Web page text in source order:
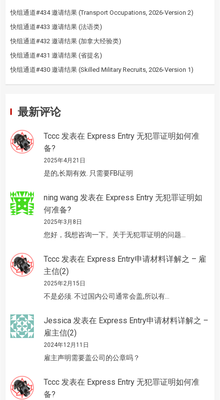
快组通道#434 邀请结果 (Transport Occupations, 2026-Version 2)
快组通道#433 邀请结果 (法语类)
快组通道#432 邀请结果 (加拿大经验类)
快组通道#431 邀请结果 (省提名)
快组通道#430 邀请结果 (Skilled Military Recruits, 2026-Version 1)
最新评论
Tccc 发表在 Express Entry 无犯罪证明如何准
备?
2025年4月21日
是的,长期有效. 只需要FBI证明
ning wang 发表在 Express Entry 无犯罪证明如
何准备?
2025年3月8日
您好，我想咨询一下。关于无犯罪证明的问题…
Tccc 发表在 Express Entry申请材料详解之 – 雇
主信(2)
2025年2月15日
不是必须. 不过国内公司通常会盖,所以有…
Jessica 发表在 Express Entry申请材料详解之 –
雇主信(2)
2024年12月11日
雇主声明需要盖公司的公章吗？
Tccc 发表在 Express Entry 无犯罪证明如何准
备?